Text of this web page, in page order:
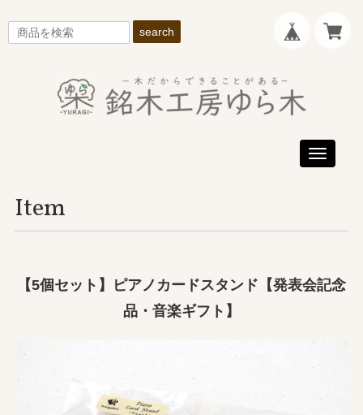
search
Toggle
Item
【5個セット】ピアノカードスタンド【発表会記念
品・音楽ギフト】